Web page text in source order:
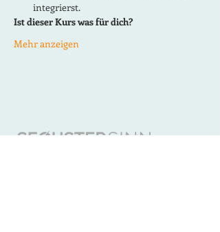
integrierst.
Ist dieser Kurs was für dich?
Mehr anzeigen